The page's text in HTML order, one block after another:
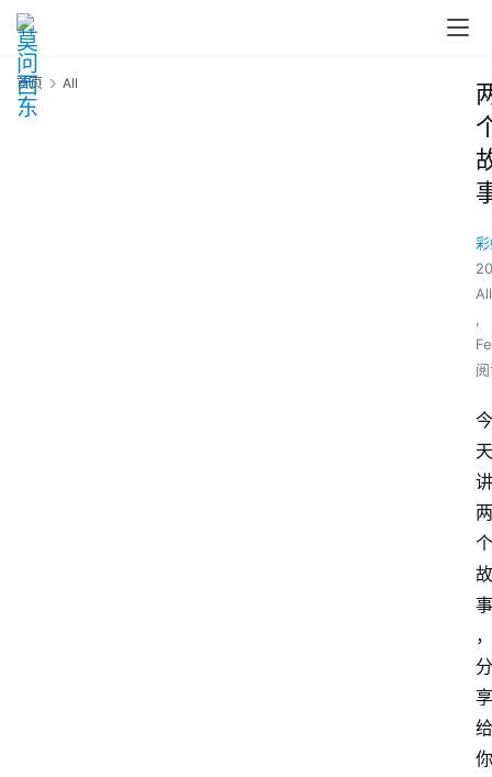
首页 All
All
,
今
天
讲
两
个
故
事
，
分
享
给
你